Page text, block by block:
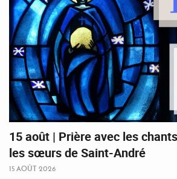
15 août | Prière avec les
les sœurs de Saint-André
15 AOÛT 2026